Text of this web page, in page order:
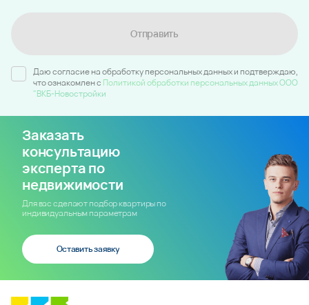
Отправить
Даю согласие на обработку персональных данных и подтверждаю,
что ознакомлен c Политикой обработки персональных данных ООО
"ВКБ-Новостройки
Заказать
консультацию
эксперта по
недвижимости
Для вас сделают подбор квартиры по
индивидуальным параметрам
Оставить заявку